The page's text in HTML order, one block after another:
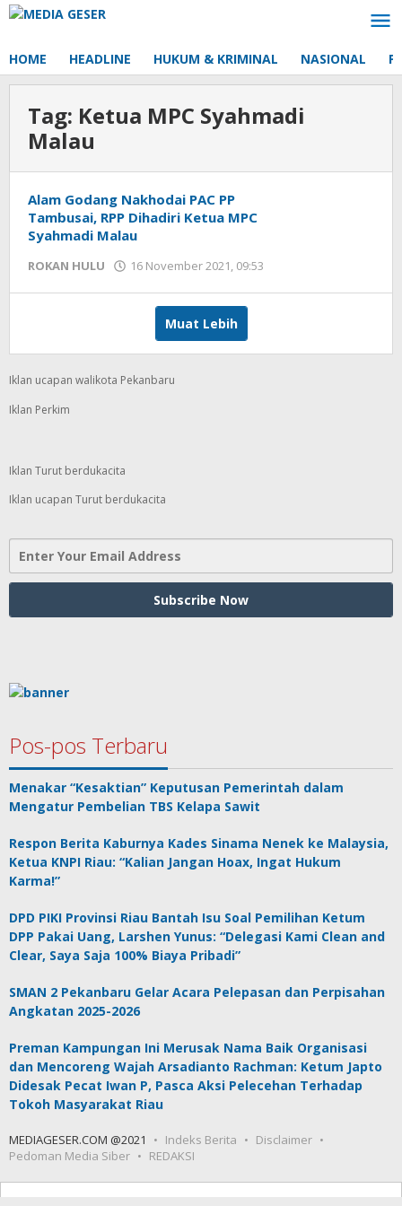
Lewati
HOME HEADLINE HUKUM & KRIMINAL NASIONAL
Tag: Ketua MPC Syahmadi
Malau
Alam Godang Nakhodai PAC PP
Tambusai, RPP Dihadiri Ketua MPC
Syahmadi Malau
ROKAN HULU 16 November 2021, 09:53
Muat Lebih
Iklan ucapan walikota Pekanbaru
Iklan Perkim
Iklan Turut berdukacita
Iklan ucapan Turut berdukacita
Pos-pos Terbaru
Menakar “Kesaktian” Keputusan Pemerintah dalam
Mengatur Pembelian TBS Kelapa Sawit
Respon Berita Kaburnya Kades Sinama Nenek ke Malaysia,
Ketua KNPI Riau: “Kalian Jangan Hoax, Ingat Hukum
Karma!”
DPD PIKI Provinsi Riau Bantah Isu Soal Pemilihan Ketum
DPP Pakai Uang, Larshen Yunus: “Delegasi Kami Clean and
Clear, Saya Saja 100% Biaya Pribadi”
SMAN 2 Pekanbaru Gelar Acara Pelepasan dan Perpisahan
Angkatan 2025-2026
Preman Kampungan Ini Merusak Nama Baik Organisasi
dan Mencoreng Wajah Arsadianto Rachman: Ketum Japto
Didesak Pecat Iwan P, Pasca Aksi Pelecehan Terhadap
Tokoh Masyarakat Riau
MEDIAGESER.COM @2021 Indeks Berita
Disclaimer
Pedoman Media Siber
REDAKSI